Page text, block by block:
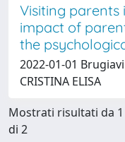
Visiting parents
impact of
the
2022-01-01
CRISTINA ELISA
Mostrati risultati da 1
di 2